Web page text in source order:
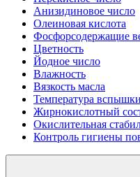
Анизидиновое число
Олеиновая кислота
Фосфорсодержащие
Цветность
Йодное число
Влажность
Вязкость масла
Температура вспышки
Жирнокислотный
Окислительная
Контроль гигиены